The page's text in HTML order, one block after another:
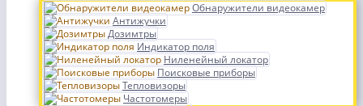
Обнаружители видеокамер
Антижучки
Дозимтры
Индикатор поля
Ниленейный локатор
Поисковые приборы
Тепловизоры
Частотомеры